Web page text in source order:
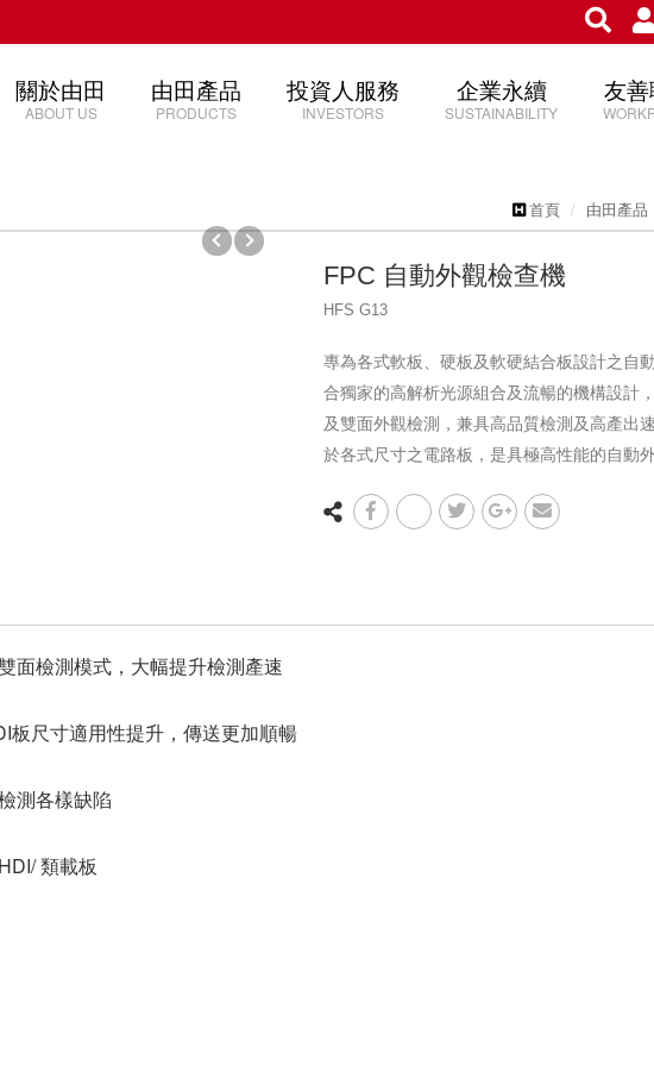
關於由田
ABOUT US
由田產品
PRODUCTS
投資人服務
INVESTORS
企業永續
SUSTAINABILITY
友
首頁 由田產品
FPC 自動外觀檢查機
HFS G13
專為各式軟板、硬板及軟硬結合板設計之自
合獨家的高解析光源組合及流暢的機構設計
及雙面外觀檢測，兼具高品質檢測及高產出
於各式尺寸之電路板，是具極高性能的自動
面檢測模式，大幅提升檢測產速
板尺寸適用性提升，傳送更加順暢
測各樣缺陷
類載板